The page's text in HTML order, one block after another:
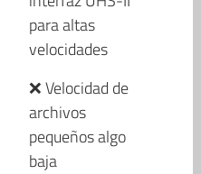
para altas
velocidades
❌ Velocidad de
archivos
pequeños algo
baja